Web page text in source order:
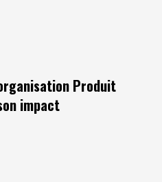
Produit
impact